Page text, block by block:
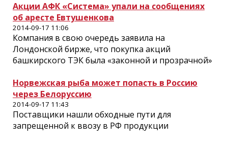
Акции АФК «Система» упали на сообщениях
об аресте Евтушенкова
2014-09-17 11:06
Компания в свою очередь заявила на
Лондонской бирже, что покупка акций
башкирского ТЭК была «законной и прозрачной»
Норвежская рыба может попасть в Россию
через Белоруссию
2014-09-17 11:43
Поставщики нашли обходные пути для
запрещенной к ввозу в РФ продукции